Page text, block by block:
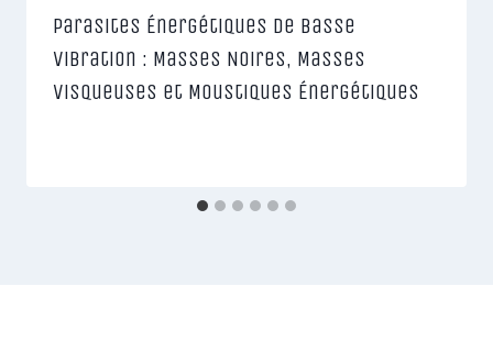
Parasites Énergétiques de Basse
Vibration : Masses Noires, Masses
Visqueuses et Moustiques Énergétiques